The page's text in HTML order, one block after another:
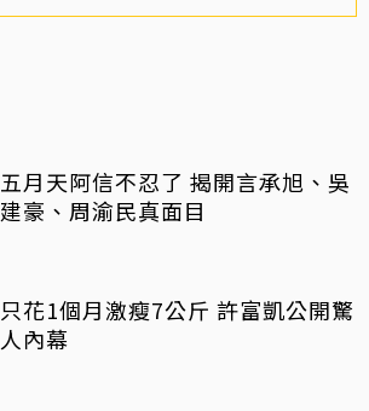
五月天阿信不忍了 揭開言承旭、吳
建豪、周渝民真面目
只花1個月激瘦7公斤 許富凱公開驚
人內幕